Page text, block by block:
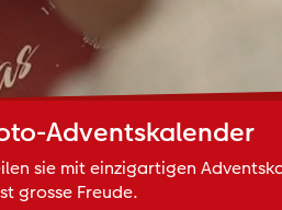
Adventskalender
sie mit einzigartigen
grosse Freude.